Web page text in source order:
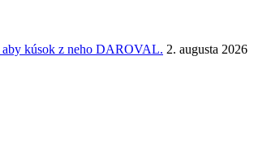
kúsok z neho DAROVAL. 2. augusta 2026